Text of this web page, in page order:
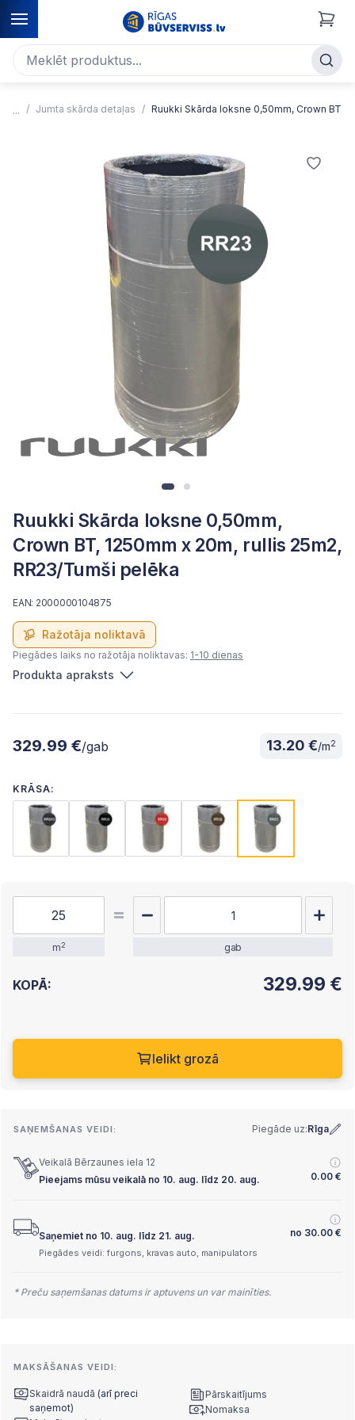
Jumta skārda detaļas Ruukki Skārda loksne 0,50mm, Crown BT
Ruukki Skārda loksne 0,50mm,
Crown BT, 1250mm x 20m, rullis 25m2,
RR23/Tumši pelēka
Ražotāja noliktavā
EAN: 2000000104875
Piegādes laiks no ražotāja noliktavas: 1-10 dienas
Produkta apraksts
329.99 €/gab 13.20 €/m2
KRĀSA:
m2 gab
KOPĀ: 329.99 €
Ielikt grozā
SAŅEMŠANAS VEIDI: Piegāde uz:Rīga
Veikalā Bērzaunes iela 12
Pieejams mūsu veikalā no 10. aug. līdz 20. aug.
0.00 €
Saņemiet no 10. aug. līdz 21. aug. no 30.00 €
Piegādes veidi: furgons, kravas auto, manipulators
* Preču saņemšanas datums ir aptuvens un var mainīties.
MAKSĀŠANAS VEIDI:
Skaidrā naudā (arī preci
saņemot)
Pārskaitījums
Nomaksa